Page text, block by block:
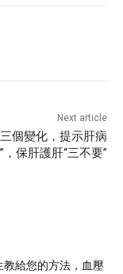
Next article
個變化，提示肝病
，保肝護肝“三不要”
給您的方法，血壓